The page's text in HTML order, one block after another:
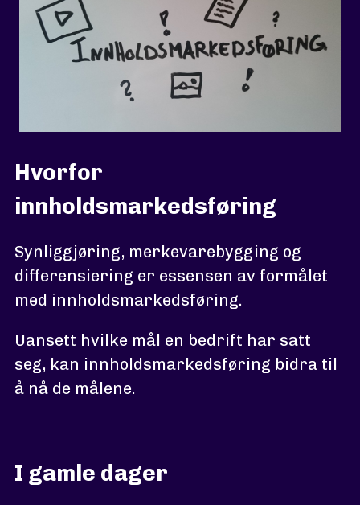
Hvorfor
innholdsmarkedsføring
Synliggjøring, merkevarebygging og
differensiering er essensen av formålet
med innholdsmarkedsføring.
Uansett hvilke mål en bedrift har satt
seg, kan innholdsmarkedsføring bidra til
å nå de målene.
I gamle dager